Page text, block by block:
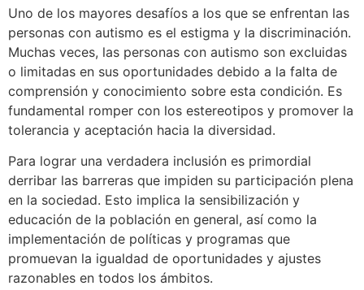
Uno de los mayores desafíos a los que se enfrentan las
personas con autismo es el estigma y la discriminación.
Muchas veces, las personas con autismo son excluidas
o limitadas en sus oportunidades debido a la falta de
comprensión y conocimiento sobre esta condición. Es
fundamental romper con los estereotipos y promover la
tolerancia y aceptación hacia la diversidad.
Para lograr una verdadera inclusión es primordial
derribar las barreras que impiden su participación plena
en la sociedad. Esto implica la sensibilización y
educación de la población en general, así como la
implementación de políticas y programas que
promuevan la igualdad de oportunidades y ajustes
razonables en todos los ámbitos.